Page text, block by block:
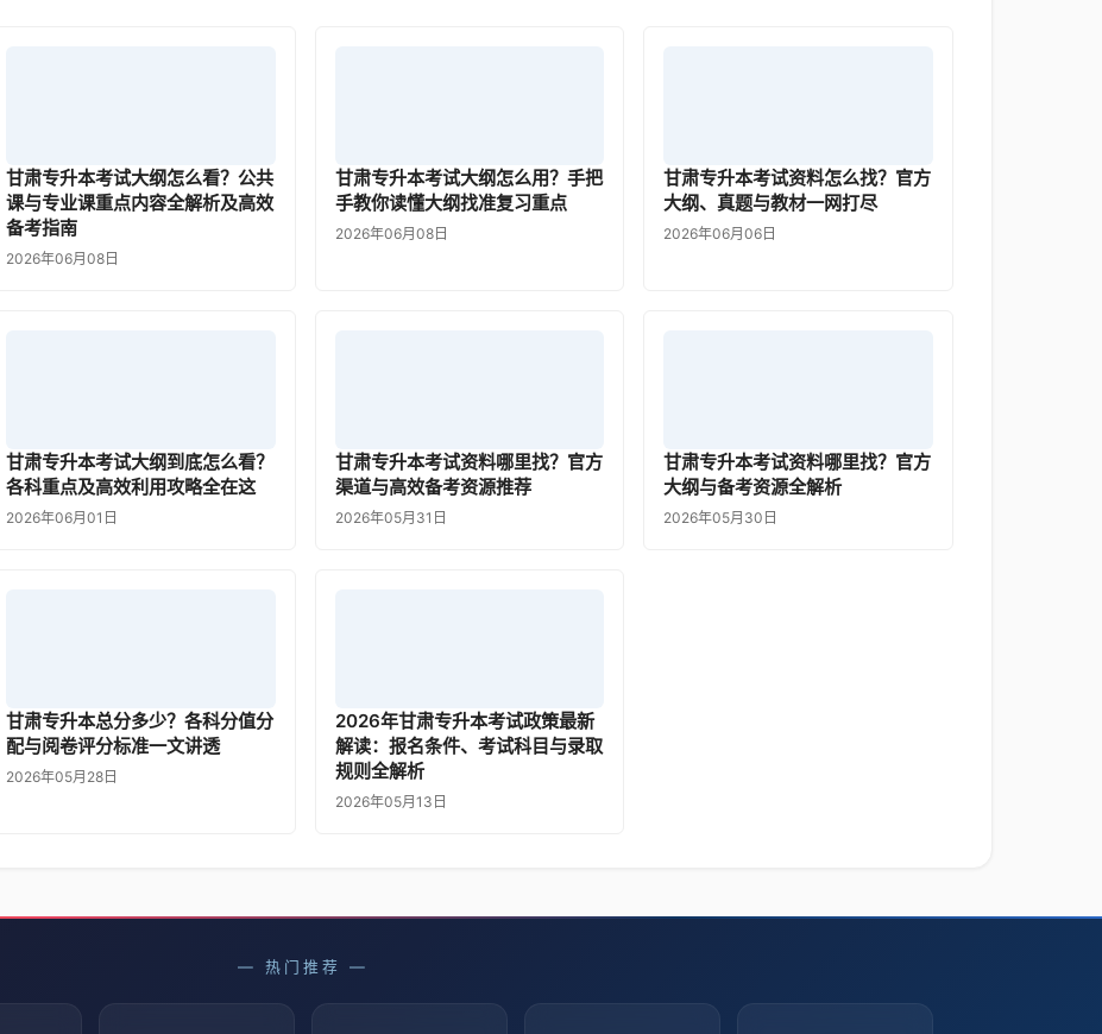
甘肃专升本考试大纲怎么看？公共
课与专业课重点内容全解析及高效
备考指南
2026年06月08日
甘肃专升本考试大纲怎么用？手把
手教你读懂大纲找准复习重点
2026年06月08日
甘肃专升本考试资料怎么找？官方
大纲、真题与教材一网打尽
2026年06月06日
甘肃专升本考试大纲到底怎么看？
各科重点及高效利用攻略全在这
2026年06月01日
甘肃专升本考试资料哪里找？官方
渠道与高效备考资源推荐
2026年05月31日
甘肃专升本考试资料哪里找？官方
大纲与备考资源全解析
2026年05月30日
甘肃专升本总分多少？各科分值分
配与阅卷评分标准一文讲透
2026年05月28日
2026年甘肃专升本考试政策最新
解读：报名条件、考试科目与录取
规则全解析
2026年05月13日
— 热门推荐 —